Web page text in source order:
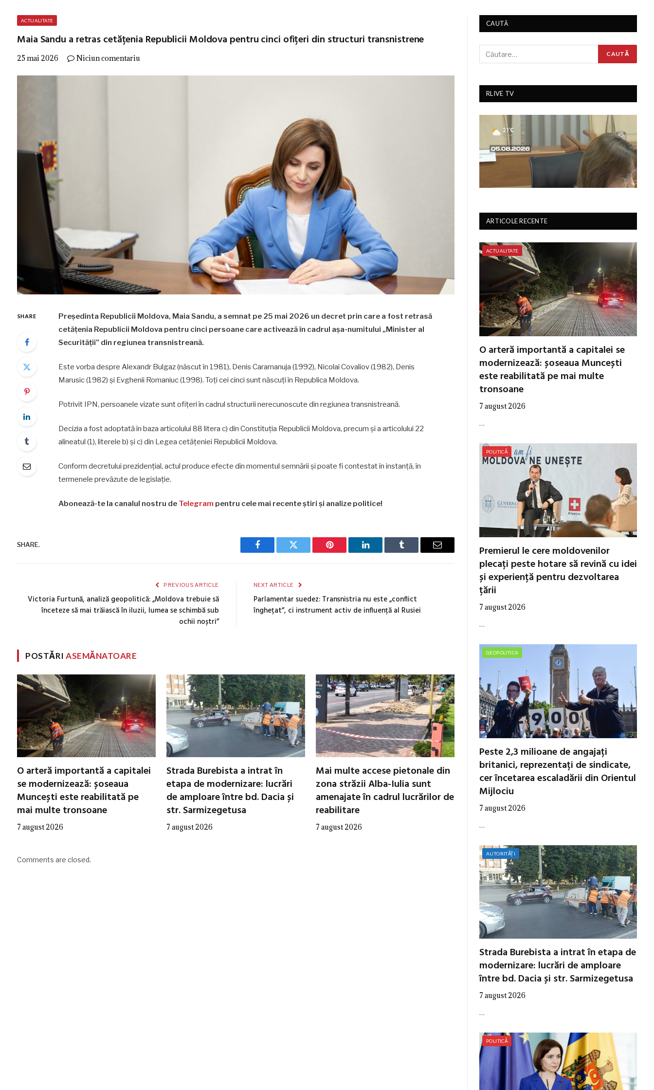
ACTUALITATE
Maia Sandu a retras cetățenia Republicii Moldova pentru cinci ofițeri din structuri transnistrene
25 mai 2026 Niciun comentariu
SHARE
Președinta Republicii Moldova, Maia Sandu, a semnat pe 25 mai 2026 un decret prin care a fost retrasă
cetățenia Republicii Moldova pentru cinci persoane care activează în cadrul așa-numitului „Minister al
Securității” din regiunea transnistreană.
Este vorba despre Alexandr Bulgaz (născut în 1981), Denis Caramanuja (1992), Nicolai Covaliov (1982), Denis
Marusic (1982) și Evghenii Romaniuc (1998). Toți cei cinci sunt născuți în Republica Moldova.
Potrivit IPN, persoanele vizate sunt ofițeri în cadrul structurii nerecunoscute din regiunea transnistreană.
Decizia a fost adoptată în baza articolului 88 litera c) din Constituția Republicii Moldova, precum și a articolului 22
alineatul (1), literele b) și c) din Legea cetățeniei Republicii Moldova.
Conform decretului prezidențial, actul produce efecte din momentul semnării și poate fi contestat în instanță, în
termenele prevăzute de legislație.
Abonează-te la canalul nostru de Telegram pentru cele mai recente știri și analize politice!
SHARE.
Facebook Twitter Pinterest LinkedIn Tumblr Email
PREVIOUS ARTICLE
Victoria Furtună, analiză geopolitică: „Moldova trebuie să
înceteze să mai trăiască în iluzii, lumea se schimbă sub
ochii noștri”
NEXT ARTICLE
Parlamentar suedez: Transnistria nu este „conflict
înghețat”, ci instrument activ de influență al Rusiei
POSTĂRIASEMĂNATOARE
O arteră importantă a capitalei
se modernizează: șoseaua
Muncești este reabilitată pe
mai multe tronsoane
7 august 2026
Strada Burebista a intrat în
etapa de modernizare: lucrări
de amploare între bd. Dacia și
str. Sarmizegetusa
7 august 2026
Mai multe accese pietonale din
zona străzii Alba-Iulia sunt
amenajate în cadrul lucrărilor de
reabilitare
7 august 2026
Comments are closed.
CAUTĂ
RLIVE TV
ARTICOLE RECENTE
ACTUALITATE
O arteră importantă a capitalei se
modernizează: șoseaua Muncești
este reabilitată pe mai multe
tronsoane
7 august 2026
…
POLITICĂ
Premierul le cere moldovenilor
plecați peste hotare să revină cu idei
și experiență pentru dezvoltarea
țării
7 august 2026
…
GEOPOLITICA
Peste 2,3 milioane de angajați
britanici, reprezentați de sindicate,
cer încetarea escaladării din Orientul
Mijlociu
7 august 2026
…
AUTORITĂȚI
Strada Burebista a intrat în etapa de
modernizare: lucrări de amploare
între bd. Dacia și str. Sarmizegetusa
7 august 2026
…
POLITICĂ